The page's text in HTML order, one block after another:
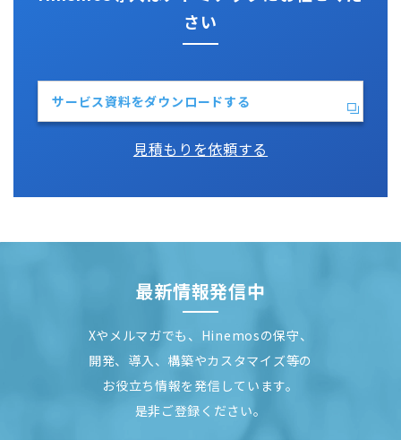
さい
サービス資料をダウンロードする
見積もりを依頼する
最新情報発信中
Xやメルマガでも、Hinemosの保守、
開発、導入、構築やカスタマイズ等の
お役立ち情報を発信しています。
是非ご登録ください。